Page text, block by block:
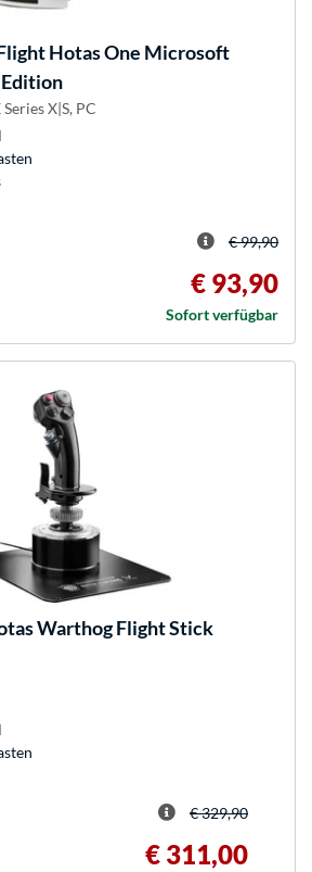
Hotas One Microsoft
X|S, PC
€ 99,90
€ 93,90
Sofort verfügbar
Warthog Flight Stick
€ 329,90
€ 311,00